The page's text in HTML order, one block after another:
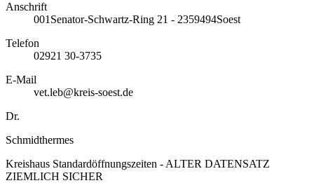
Anschrift
001Senator-Schwartz-Ring 21 - 2359494Soest
Telefon
02921 30-3735
E-Mail
vet.leb@kreis-soest.de
Dr.
Schmidthermes
Kreishaus Standardöffnungszeiten - ALTER DATENSATZ
ZIEMLICH SICHER